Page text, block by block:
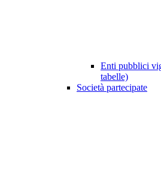
Enti pubblici
tabelle)
Società partecipate